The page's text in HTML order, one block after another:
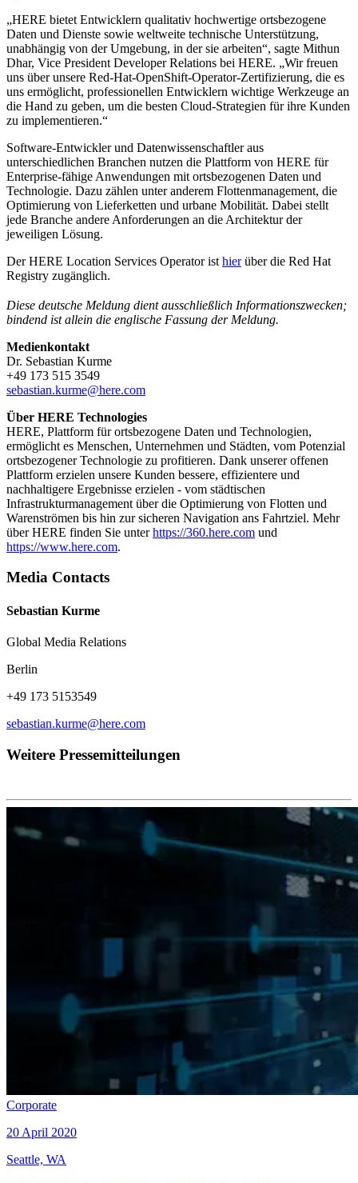
„HERE bietet Entwicklern qualitativ hochwertige ortsbezogene
Daten und Dienste sowie weltweite technische Unterstützung,
unabhängig von der Umgebung, in der sie arbeiten“, sagte Mithun
Dhar, Vice President Developer Relations bei HERE. „Wir freuen
uns über unsere Red-Hat-OpenShift-Operator-Zertifizierung, die es
uns ermöglicht, professionellen Entwicklern wichtige Werkzeuge an
die Hand zu geben, um die besten Cloud-Strategien für ihre Kunden
zu implementieren.“
Software-Entwickler und Datenwissenschaftler aus
unterschiedlichen Branchen nutzen die Plattform von HERE für
Enterprise-fähige Anwendungen mit ortsbezogenen Daten und
Technologie. Dazu zählen unter anderem Flottenmanagement, die
Optimierung von Lieferketten und urbane Mobilität. Dabei stellt
jede Branche andere Anforderungen an die Architektur der
jeweiligen Lösung.
Der HERE Location Services Operator ist hierüber die Red Hat
Registry zugänglich.
Diese deutsche Meldung dient ausschließlich Informationszwecken;
bindend ist allein die englische Fassung der Meldung.
Medienkontakt
Dr. Sebastian Kurme
+49 173 515 3549
sebastian.kurme@here.com
Über HERE Technologies
HERE, Plattform für ortsbezogene Daten und Technologien,
ermöglicht es Menschen, Unternehmen und Städten, vom Potenzial
ortsbezogener Technologie zu profitieren. Dank unserer offenen
Plattform erzielen unsere Kunden bessere, effizientere und
nachhaltigere Ergebnisse erzielen - vom städtischen
Infrastrukturmanagement über die Optimierung von Flotten und
Warenströmen bis hin zur sicheren Navigation ans Fahrtziel. Mehr
über HERE finden Sie unterhttps://360.here.com und
https://www.here.com.
Media Contacts
Sebastian Kurme
Global Media Relations
Berlin
+49 173 5153549
sebastian.kurme@here.com
Weitere Pressemitteilungen
Corporate
20 April 2020
Seattle, WA